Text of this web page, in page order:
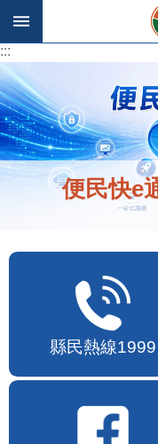
跳到主要內容區塊
:::
:::
便民快e
縣民熱線1999